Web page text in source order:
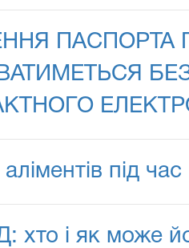
ПАСПОРТА
під
хто і як може